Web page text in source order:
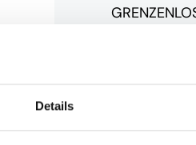
Details
Dein